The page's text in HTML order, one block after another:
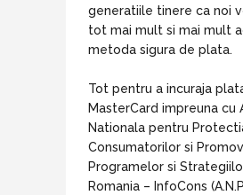
generatiile tinere ca noi
tot mai mult si mai mult
metoda sigura de plata.
Tot pentru a incuraja
MasterCard impreuna cu
Nationala pentru
Consumatorilor si
Programelor si
Romania – InfoCons